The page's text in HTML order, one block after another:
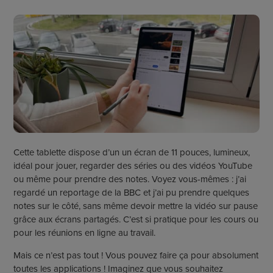
Cette tablette dispose d’un un écran de 11 pouces, lumineux,
idéal pour jouer, regarder des séries ou des vidéos YouTube
ou même pour prendre des notes. Voyez vous-mêmes : j’ai
regardé un reportage de la BBC et j’ai pu prendre quelques
notes sur le côté, sans même devoir mettre la vidéo sur pause
grâce aux écrans partagés. C’est si pratique pour les cours ou
pour les réunions en ligne au travail.
Mais ce n’est pas tout ! Vous pouvez faire ça pour absolument
toutes les applications ! Imaginez que vous souhaitez